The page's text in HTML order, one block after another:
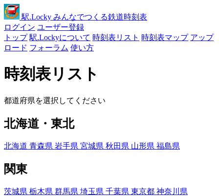
駅.Locky みんなでつくる鉄道時刻表
ログイン ユーザー登録
トップ 駅.Lockyについて 時刻表リスト 時刻表マップ アップ
ロード フォーラム 使い方
時刻表リスト
都道府県を選択してください
北海道・東北
北海道 青森県 岩手県 宮城県 秋田県 山形県 福島県
関東
茨城県 栃木県 群馬県 埼玉県 千葉県 東京都 神奈川県